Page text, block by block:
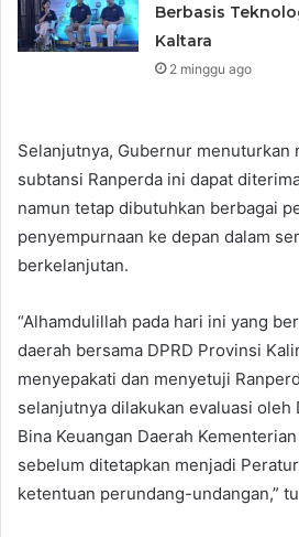
Berbasis
Kaltara
2 minggu ago
Selanjutnya, Gubernur menuturkan
subtansi Ranperda ini dapat
namun tetap dibutuhkan berbagai
penyempurnaan ke depan dalam
berkelanjutan.
“Alhamdulillah pada hari ini yang
daerah bersama DPRD Provinsi
menyepakati dan menyetuji
selanjutnya dilakukan evaluasi
Bina Keuangan Daerah
sebelum ditetapkan menjadi
ketentuan perundang-undangan,”